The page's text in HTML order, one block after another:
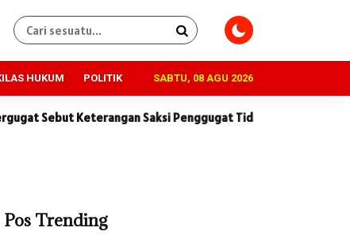
HUKUM POLITIK SABTU, 08 AGU 2026
Keterangan Saksi Penggugat Tidak Konsisten dan Penuh
Pos Trending